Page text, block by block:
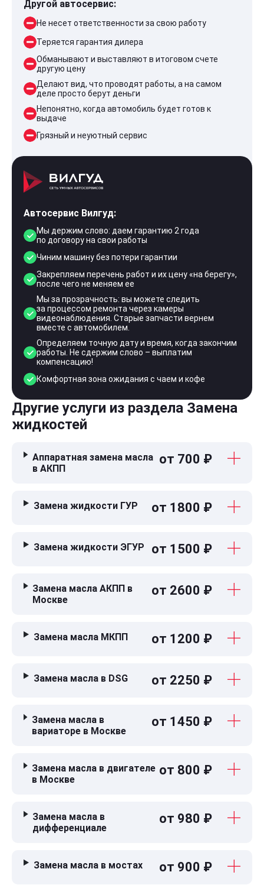
Другой автосервис:
Не несет ответственности за свою работу
Теряется гарантия дилера
Обманывают и выставляют в итоговом счете
другую цену
Делают вид, что проводят работы, а на самом
деле просто берут деньги
Непонятно, когда автомобиль будет готов к
выдаче
Грязный и неуютный сервис
Автосервис Вилгуд:
Мы держим слово: даем гарантию 2 года
по договору на свои работы
Чиним машину без потери гарантии
Закрепляем перечень работ и их цену «на берегу»,
после чего не меняем ее
Мы за прозрачность: вы можете следить
за процессом ремонта через камеры
видеонаблюдения. Старые запчасти вернем
вместе с автомобилем.
Определяем точную дату и время, когда закончим
работы. Не сдержим слово – выплатим
компенсацию!
Комфортная зона ожидания с чаем и кофе
Другие услуги из раздела Замена
жидкостей
Аппаратная замена масла
в АКПП
от 700 ₽
Замена жидкости ГУР от 1800 ₽
Замена жидкости ЭГУР от 1500 ₽
Замена масла АКПП в
Москве
от 2600 ₽
Замена масла МКПП от 1200 ₽
Замена масла в DSG от 2250 ₽
Замена масла в
вариаторе в Москве
от 1450 ₽
Замена масла в двигателе
в Москве
от 800 ₽
Замена масла в
дифференциале
от 980 ₽
Замена масла в мостах от 900 ₽